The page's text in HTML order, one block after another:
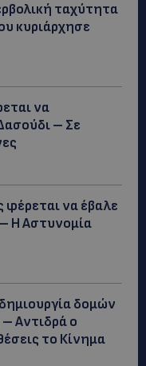
ταχύτητα
κυριάρχησε
να
– Σε
φέρεται να έβαλε
Η Αστυνομία
δομών
Αντιδρά ο
το Κίνημα